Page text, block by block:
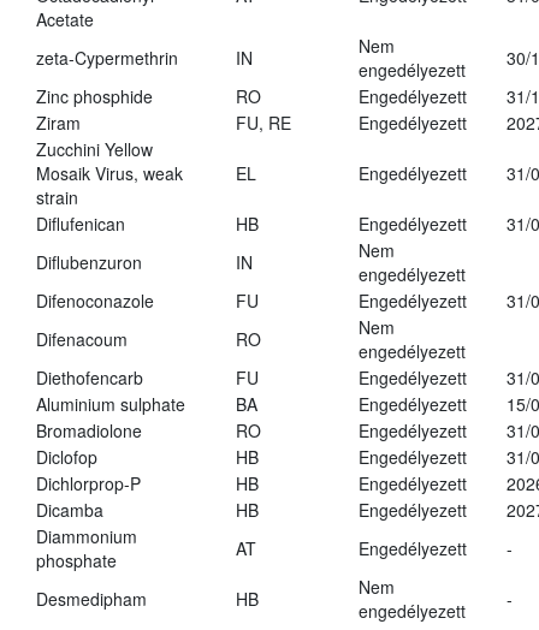
Acetate
zeta-Cypermethrin IN
Nem
engedélyezett
30/
Zinc phosphide
RO Engedélyezett
31/
Ziram
FU, RE Engedélyezett
Zucchini Yellow
Mosaik Virus, weak
strain
EL Engedélyezett 31/
Diflufenican HB Engedélyezett
31/
Diflubenzuron
IN
Nem
engedélyezett
Difenoconazole
FU Engedélyezett
31/
Difenacoum
RO
Nem
engedélyezett
Diethofencarb
FU Engedélyezett
31/
Aluminium sulphate
BA Engedélyezett
15/
Bromadiolone
RO Engedélyezett
31/
Diclofop
HB Engedélyezett
31/
Dichlorprop-P
HB Engedélyezett
Dicamba
HB Engedélyezett
Diammonium
phosphate
AT Engedélyezett -
Desmedipham HB
Nem
engedélyezett
-